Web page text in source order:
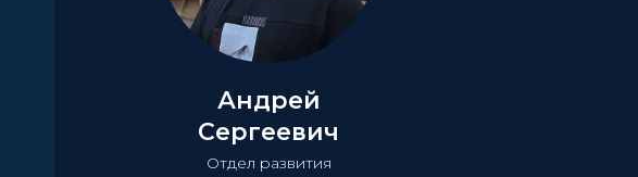
Андрей
Сергеевич
Отдел развития